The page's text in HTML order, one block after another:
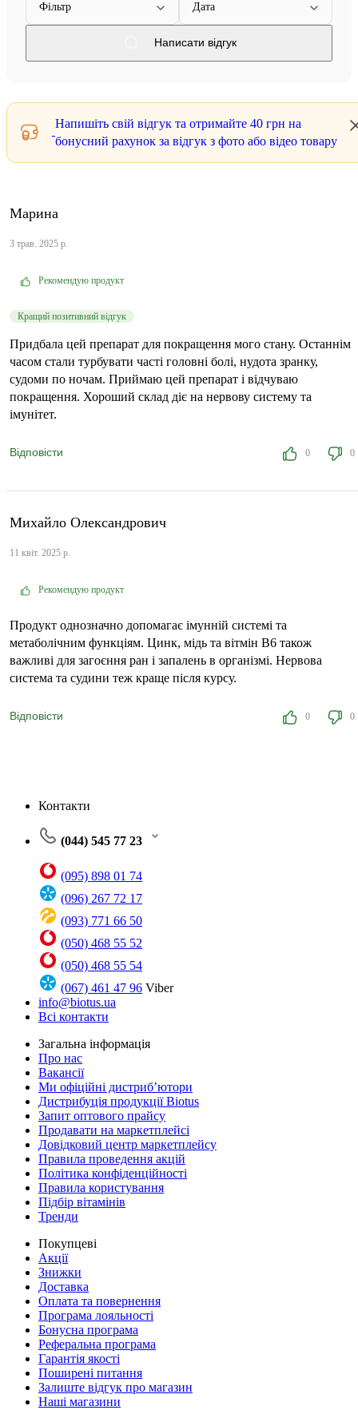
Фільтр Дата
Написати відгук
Напишіть свій відгук та отримайте 40 грн на
бонусний рахунок за відгук з фото або відео товару
Марина
3 трав. 2025 р.
Рекомендую продукт
Кращий позитивний відгук
Придбала цей препарат для покращення мого стану. Останнім
часом стали турбувати часті головні болі, нудота зранку,
судоми по ночам. Приймаю цей препарат і відчуваю
покращення. Хороший склад діє на нервову систему та
імунітет.
Відповісти 0 0
Михайло Олександрович
11 квіт. 2025 р.
Рекомендую продукт
Продукт однозначно допомагає імунній системі та
метаболічним функціям. Цинк, мідь та вітмін В6 також
важливі для загоєння ран і запалень в організмі. Нервова
система та судини теж краще після курсу.
Відповісти 0 0
Контакти
(044) 545 77 23
(095) 898 01 74
(096) 267 72 17
(093) 771 66 50
(050) 468 55 52
(050) 468 55 54
(067) 461 47 96 Viber
info@biotus.ua
Всі контакти
Загальна інформація
Про нас
Вакансії
Ми офіційні дистриб’ютори
Дистрибуція продукції Biotus
Запит оптового прайсу
Продавати на маркетплейсі
Довідковий центр маркетплейсу
Правила проведення акцій
Політика конфіденційності
Правила користування
Підбір вітамінів
Тренди
Покупцеві
Акції
Знижки
Доставка
Оплата та повернення
Програма лояльності
Бонусна програма
Реферальна програма
Гарантія якості
Поширені питання
Залиште відгук про магазин
Наші магазини